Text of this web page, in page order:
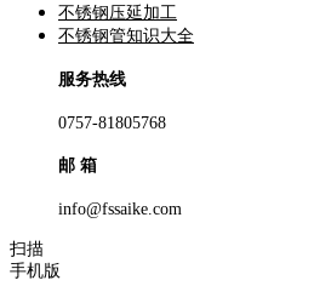
不锈钢压延加工
不锈钢管知识大全
服务热线
0757-81805768
邮 箱
info@fssaike.com
扫描
手机版